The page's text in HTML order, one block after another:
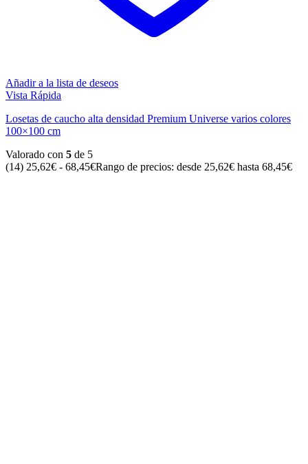
Añadir a la lista de deseos
Vista Rápida
Losetas de caucho alta densidad Premium Universe varios colores
100×100 cm
Valorado con 5 de 5
(14) 25,62€ - 68,45€Rango de precios: desde 25,62€ hasta 68,45€